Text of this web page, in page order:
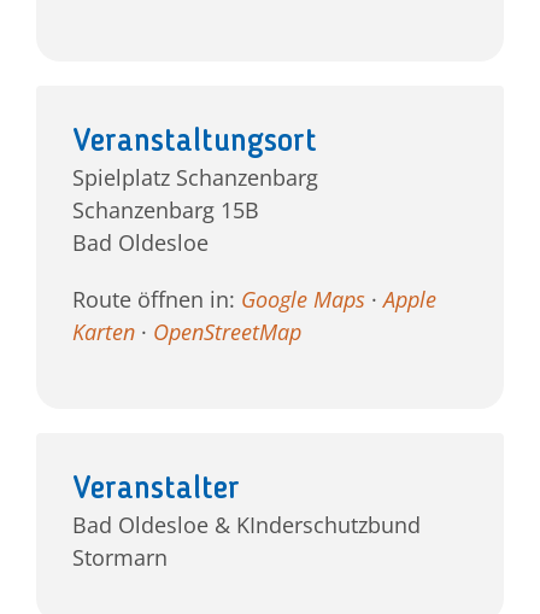
Veranstaltungsort
Spielplatz Schanzenbarg
Schanzenbarg 15B
Bad Oldesloe
Route öffnen in: Google Maps ·Apple
Karten · OpenStreetMap
Veranstalter
Bad Oldesloe & KInderschutzbund
Stormarn